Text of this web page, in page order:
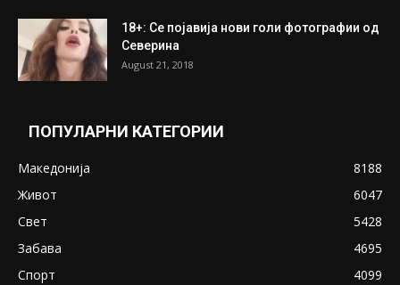
18+: Се појавија нови голи фотографии од
Северина
August 21, 2018
ПОПУЛАРНИ КАТЕГОРИИ
Македонија
8188
Живот
6047
Свет
5428
Забава
4695
Спорт
4099